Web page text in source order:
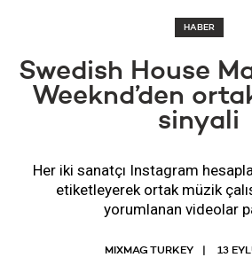
HABER
Swedish House
Weeknd’den
sinyali
Her iki sanatçı Instagram
etiketleyerek ortak müzik
yorumlanan videolar
MIXMAG TURKEY 13